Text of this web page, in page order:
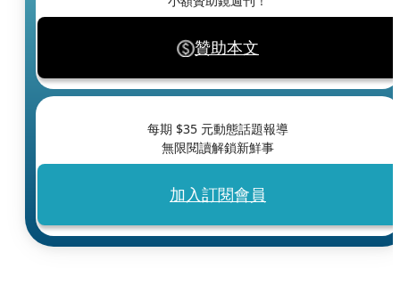
贊助本文
每期 $35 元動態話題報導
無限閱讀解鎖新鮮事
加入訂閱會員